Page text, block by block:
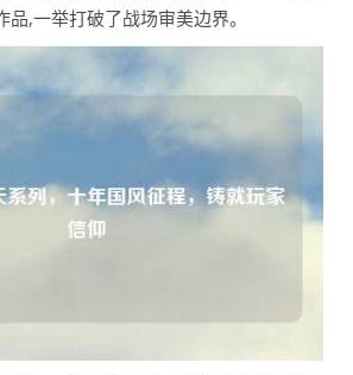
,一举打破了战场审美边界。